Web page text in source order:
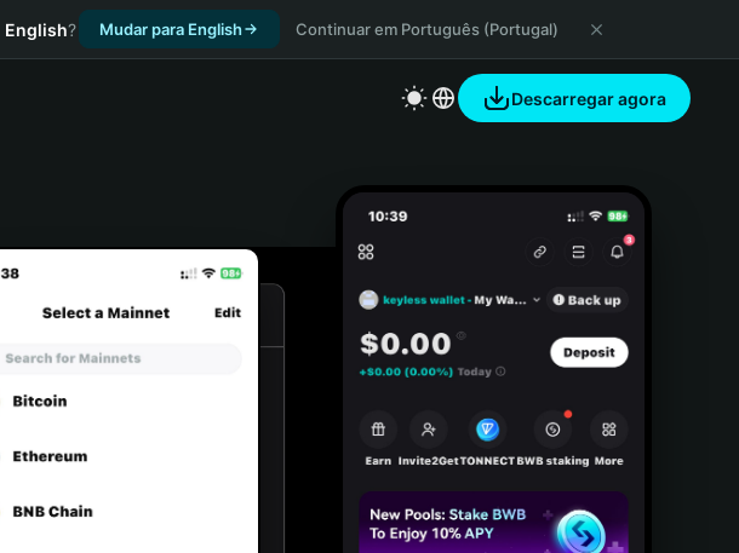
English? Mudar para English Continuar em Português (Portugal)
Descarregar agora